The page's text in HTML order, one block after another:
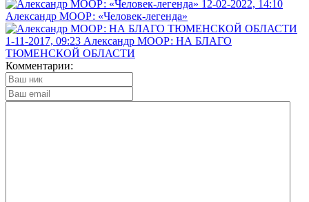
12-02-2022, 14:10
Александр МООР: «Человек-легенда»
1-11-2017, 09:23 Александр МООР: НА БЛАГО
ТЮМЕНСКОЙ ОБЛАСТИ
Комментарии: